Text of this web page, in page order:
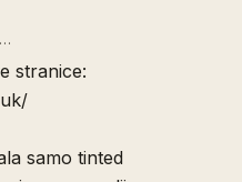
stranice:
samo tinted